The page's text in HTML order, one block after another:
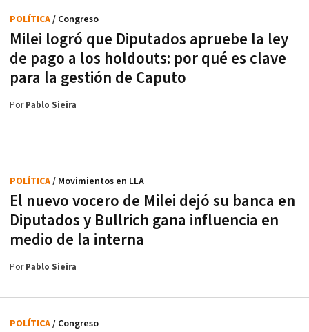
Milei logró que Diputados apruebe la ley
de pago a los holdouts: por qué es clave
para la gestión de Caputo
POLÍTICA/ Congreso
PorPablo Sieira
El nuevo vocero de Milei dejó su banca en
Diputados y Bullrich gana influencia en
medio de la interna
POLÍTICA/ Movimientos en LLA
PorPablo Sieira
POLÍTICA/ Congreso